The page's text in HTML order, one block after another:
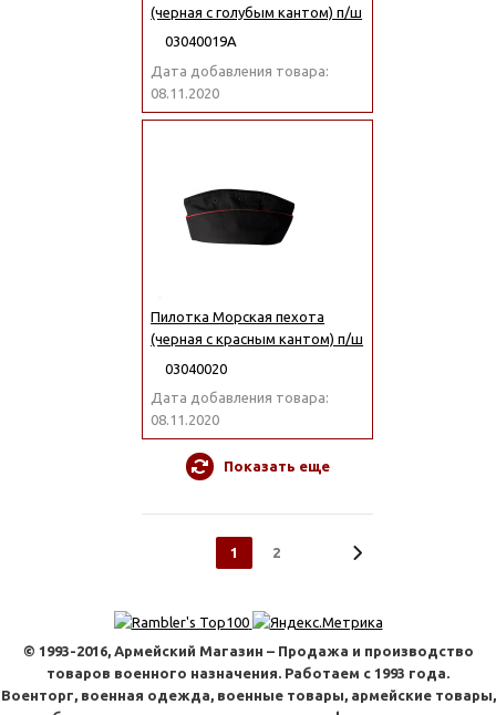
(черная с голубым кантом) п/ш
03040019А
Дата добавления товара:
08.11.2020
Пилотка Морская пехота
(черная с красным кантом) п/ш
03040020
Дата добавления товара:
08.11.2020
Показать еще
1 2
© 1993-2016, Армейский Магазин – Продажа и производство
товаров военного назначения. Работаем с 1993 года.
Военторг, военная одежда, военные товары, армейские товары,